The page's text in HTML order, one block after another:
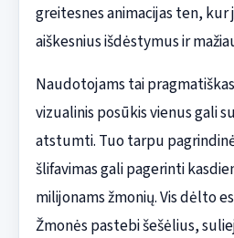
greitesnes animacijas ten, kur
aiškesnius išdėstymus ir
Naudotojams tai
vizualinis posūkis vienus gali
atstumti. Tuo tarpu
šlifavimas gali pagerinti
milijonams žmonių. Vis dėlto
Žmonės pastebi šešėlius,